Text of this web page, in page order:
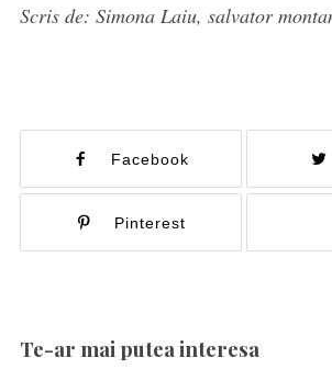
Scris de: Simona Laiu, salvator
Facebook
Pinterest
Te-ar mai putea interesa